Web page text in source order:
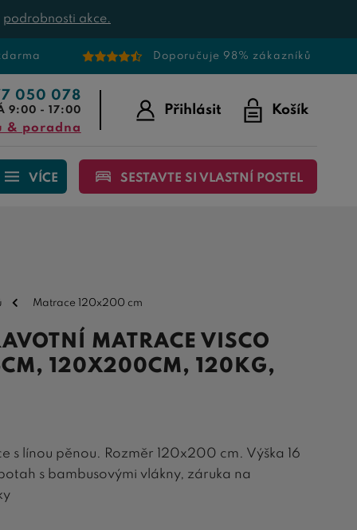
podrobnosti akce.
Doporučuje 98% zákazníků
050 078
9:00 - 17:00
& poradna
Přihlásit Košík
VÍCE SESTAVTE SI VLASTNÍ POSTEL
Matrace 120x200 cm
MATRACE VISCO
120X200CM, 120KG,
s línou pěnou. Rozměr 120x200 cm. Výška 16
s bambusovými vlákny, záruka na